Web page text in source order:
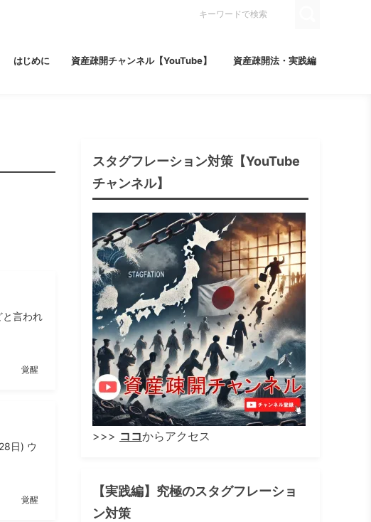
はじめに 資産疎開チャンネル【YouTube】 資産疎開法・実践編
と言われ
覚醒
日) ウ
覚醒
スタグフレーション対策【YouTube
チャンネル】
>>> ココからアクセス
【実践編】究極のスタグフレーショ
ン対策